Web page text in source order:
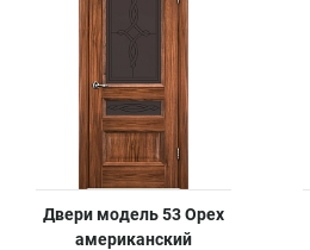
Двери модель 53 Орех
американский